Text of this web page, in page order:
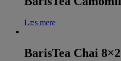
Læs mere
BarisTea Chai